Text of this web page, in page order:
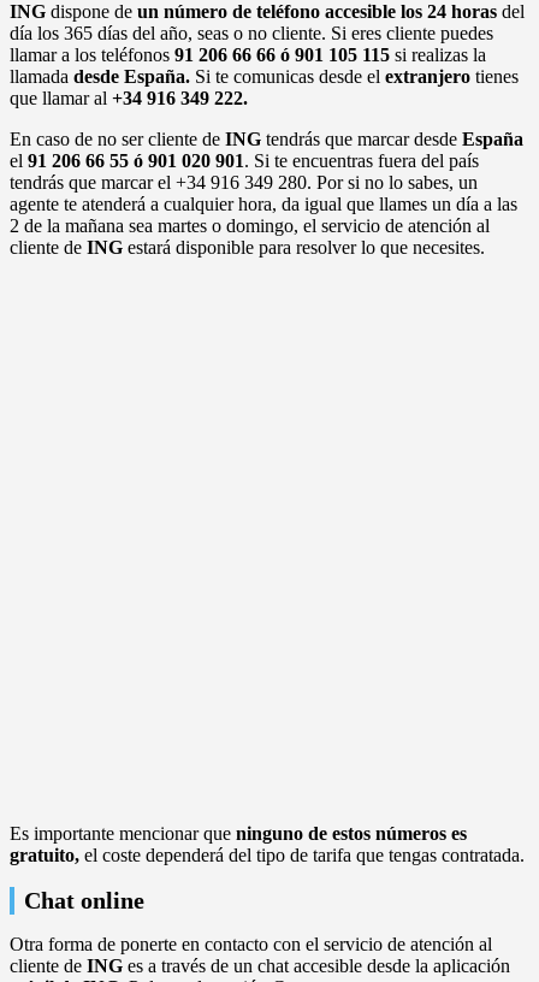
ING dispone de un número de teléfono accesible los 24 horas del
día los 365 días del año, seas o no cliente. Si eres cliente puedes
llamar a los teléfonos 91 206 66 66 ó 901 105 115 si realizas la
llamada desde España. Si te comunicas desde el extranjero tienes
que llamar al +34 916 349 222.
En caso de no ser cliente de ING tendrás que marcar desde España
el 91 206 66 55 ó 901 020 901. Si te encuentras fuera del país
tendrás que marcar el +34 916 349 280. Por si no lo sabes, un
agente te atenderá a cualquier hora, da igual que llames un día a las
2 de la mañana sea martes o domingo, el servicio de atención al
cliente de ING estará disponible para resolver lo que necesites.
Es importante mencionar que ninguno de estos números es
gratuito, el coste dependerá del tipo de tarifa que tengas contratada.
Chat online
Otra forma de ponerte en contacto con el servicio de atención al
cliente de ING es a través de un chat accesible desde la aplicación